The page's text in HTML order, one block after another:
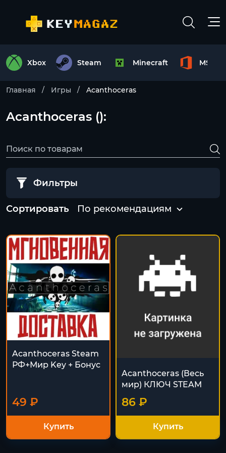
Xbox Steam Minecraft MS
Главная Игры Acanthoceras
Acanthoceras ():
Фильтры
Сортировать По рекомендациям
Acanthoceras Steam
РФ+Мир Key + Бонус
49 ₽
Купить
Acanthoceras (Весь
мир) КЛЮЧ STEAM
86 ₽
Купить